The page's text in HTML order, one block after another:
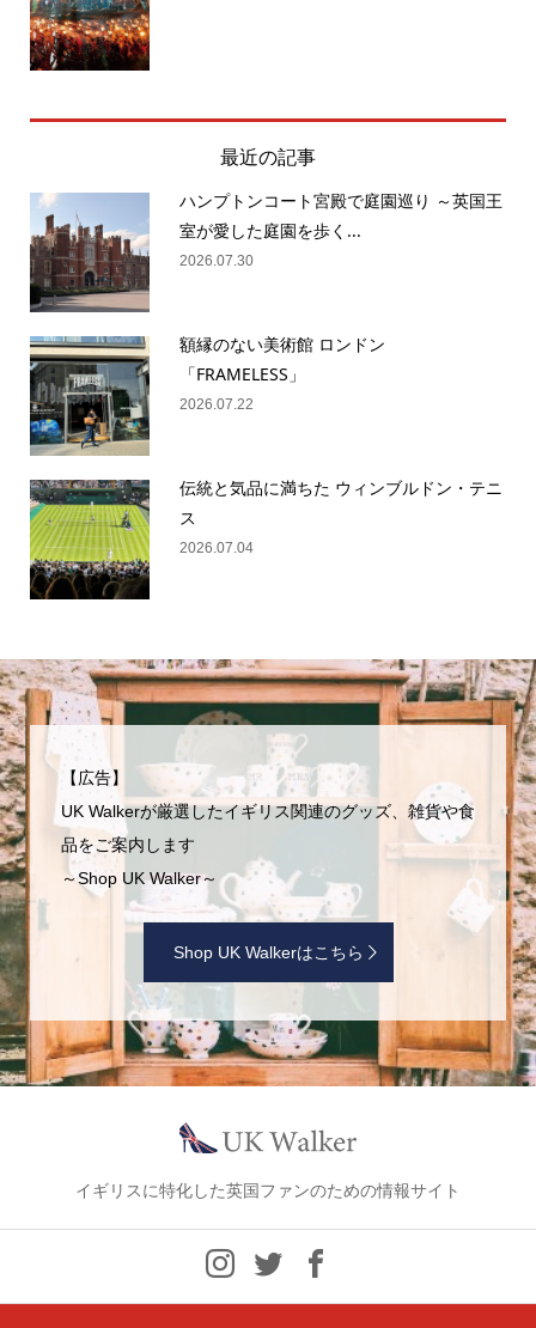
最近の記事
ハンプトンコート宮殿で庭園巡り ～英国王
室が愛した庭園を歩く...
2026.07.30
額縁のない美術館 ロンドン
「FRAMELESS」
2026.07.22
伝統と気品に満ちた ウィンブルドン・テニ
ス
2026.07.04
【広告】
UK Walkerが厳選したイギリス関連のグッズ、雑貨や食
品をご案内します
～Shop UK Walker～
Shop UK Walkerはこちら
イギリスに特化した英国ファンのための情報サイト